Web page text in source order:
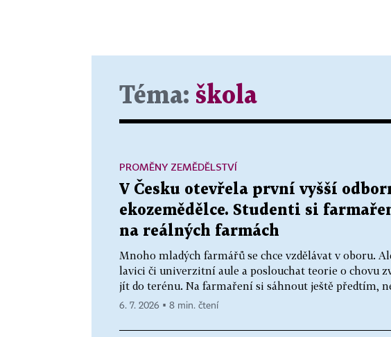
Téma: škola
V Česku otevřela první vyšší
ekozemědělce. Studenti si
na reálných farmách
Mnoho mladých farmářů se chce vzdělávat v oboru.
lavici či univerzitní aule a poslouchat teorie o chovu
jít do terénu. Na farmaření si sáhnout ještě předtím,
PROMĚNY ZEMĚDĚLSTVÍ
6. 7. 2026 ▪ 8 min. čtení